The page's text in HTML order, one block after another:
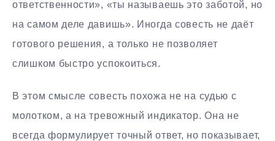
ответственности», «ты называешь это заботой, но
на самом деле давишь». Иногда совесть не даёт
готового решения, а только не позволяет
слишком быстро успокоиться.
В этом смысле совесть похожа не на судью с
молотком, а на тревожный индикатор. Она не
всегда формулирует точный ответ, но показывает,